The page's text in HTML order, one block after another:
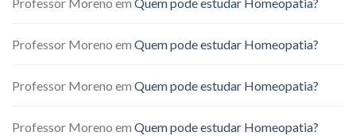
Professor Moreno em Quem pode estudar Homeopatia?
Professor Moreno em Quem pode estudar Homeopatia?
Professor Moreno em Quem pode estudar Homeopatia?